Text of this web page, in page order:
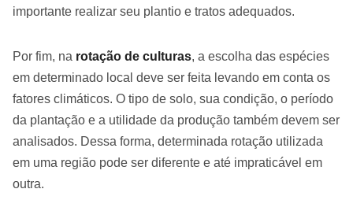
importante realizar seu plantio e tratos adequados.
Por fim, na rotação de culturas, a escolha das espécies
em determinado local deve ser feita levando em conta os
fatores climáticos. O tipo de solo, sua condição, o período
da plantação e a utilidade da produção também devem ser
analisados. Dessa forma, determinada rotação utilizada
em uma região pode ser diferente e até impraticável em
outra.